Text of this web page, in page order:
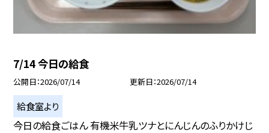
7/14 今日の給食
公開日 2026/07/14 更新日 2026/07/14
給食室より
今日の給食ごはん 有機米牛乳ツナとにんじんのふりかけじ